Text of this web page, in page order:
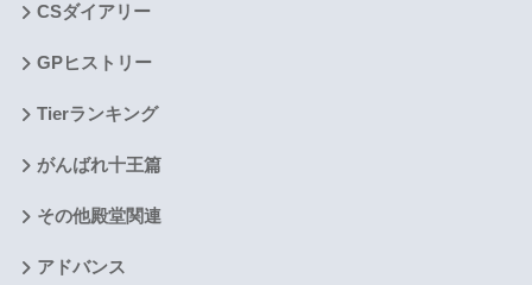
CSダイアリー
GPヒストリー
Tierランキング
がんばれ十王篇
その他殿堂関連
アドバンス